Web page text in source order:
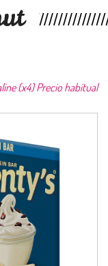
(x4) Precio habitual